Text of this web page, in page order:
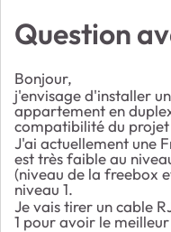
Question
Bonjour,
j'envisage d'installer
appartement en
compatibilité du
J'ai actuellement une
est très faible au
(niveau de la freebox
niveau 1.
Je vais tirer un cable
1 pour avoir le